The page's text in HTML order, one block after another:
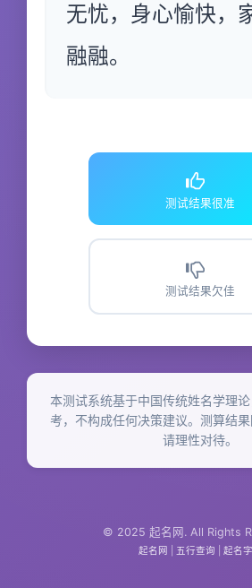
无忧，身心愉快，
融融。
测试结果很准
测试结果欠佳
本测试系统基于中国传统姓名学理
考，不构成任何决策建议。测算结果
请理性对待。
© 2025 起名网. All Rights
起名网 五行查询 起名